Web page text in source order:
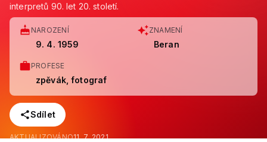
interpretů 90. let 20. století.
NAROZENÍ
9. 4. 1959
ZNAMENÍ
Beran
PROFESE
zpěvák, fotograf
Sdílet
AKTUALIZOVÁNO11. 7. 2021